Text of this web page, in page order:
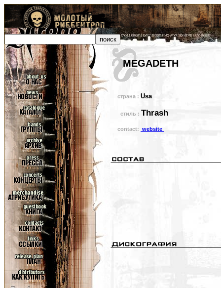
MEGADETH
страна : Usa
стиль : Thrash
contact: website